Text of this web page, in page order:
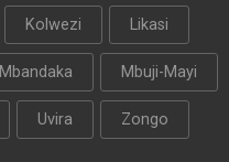
Kolwezi Likasi
Mbandaka Mbuji-Mayi
Uvira Zongo